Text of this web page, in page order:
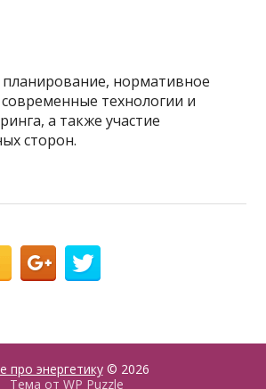
планирование, нормативное
технологии и
а также участие
сторон.
про энергетику© 2026
Тема от WP Puzzle